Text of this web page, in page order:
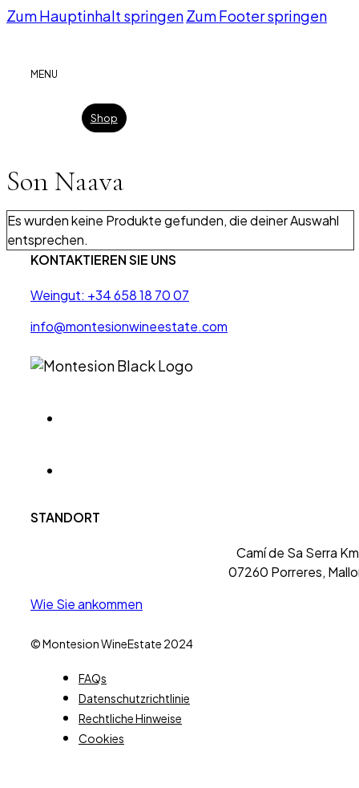
Zum Hauptinhalt springenZum Footer springen
MENU
Shop
Son Naava
Es wurden keine Produkte gefunden, die deiner Auswahl
entsprechen.
KONTAKTIEREN SIE UNS
Weingut: +34 658 18 70 07
info@montesionwineestate.com
STANDORT
Camí de Sa Serra
07260 Porreres,
Wie Sie ankommen
© Montesion WineEstate 2024
FAQs
Datenschutzrichtlinie
Rechtliche Hinweise
Cookies